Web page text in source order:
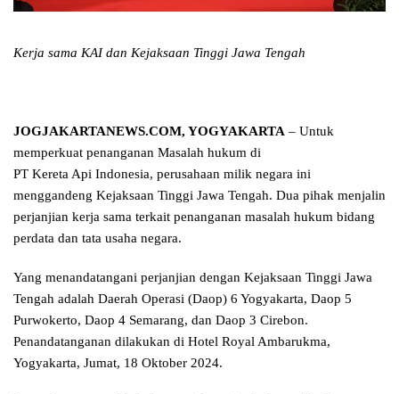
Kerja sama KAI dan Kejaksaan Tinggi Jawa Tengah
JOGJAKARTANEWS.COM, YOGYAKARTA – Untuk
memperkuat penanganan Masalah hukum di
PT Kereta Api Indonesia, perusahaan milik negara ini
menggandeng Kejaksaan Tinggi Jawa Tengah. Dua pihak menjalin
perjanjian kerja sama terkait penanganan masalah hukum bidang
perdata dan tata usaha negara.
Yang menandatangani perjanjian dengan Kejaksaan Tinggi Jawa
Tengah adalah Daerah Operasi (Daop) 6 Yogyakarta, Daop 5
Purwokerto, Daop 4 Semarang, dan Daop 3 Cirebon.
Penandatanganan dilakukan di Hotel Royal Ambarukma,
Yogyakarta, Jumat, 18 Oktober 2024.